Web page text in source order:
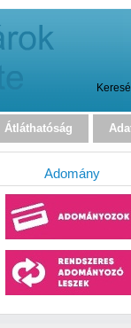
Átláthatóság
Adomány